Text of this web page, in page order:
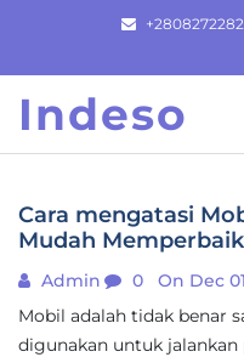
content
+2808272282
Indeso
Cara mengatasi
Mudah
Admin 0
On Dec
Mobil adalah tidak benar
digunakan untuk